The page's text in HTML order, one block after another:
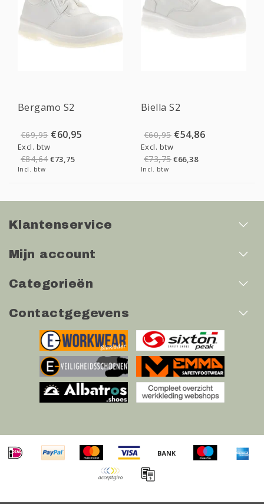
Bergamo S2
€69,95 €60,95
Excl. btw
€84,64€73,75
Incl. btw
Biella S2
€60,95 €54,86
Excl. btw
€73,75€66,38
Incl. btw
Klantenservice
Mijn account
Categorieën
Contactgegevens